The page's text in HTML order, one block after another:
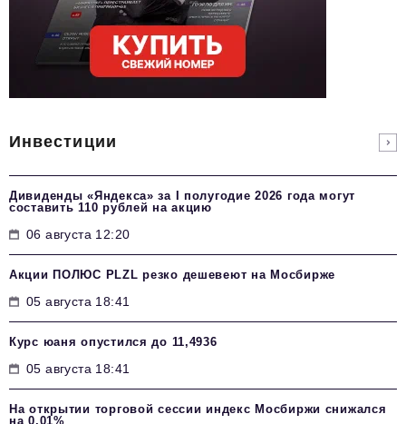
Инвестиции
Дивиденды «Яндекса» за I полугодие 2026 года могут
составить 110 рублей на акцию
06 августа 12:20
Акции ПОЛЮС PLZL резко дешевеют на Мосбирже
05 августа 18:41
Курс юаня опустился до 11,4936
05 августа 18:41
На открытии торговой сессии индекс Мосбиржи снижался
на 0,01%